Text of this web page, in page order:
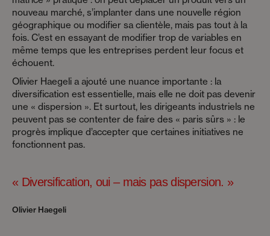
nouveau marché, s’implanter dans une nouvelle région
géographique ou modifier sa clientèle, mais pas tout à la
fois. C’est en essayant de modifier trop de variables en
même temps que les entreprises perdent leur focus et
échouent.
Olivier Haegeli a ajouté une nuance importante : la
diversification est essentielle, mais elle ne doit pas devenir
une « dispersion ». Et surtout, les dirigeants industriels ne
peuvent pas se contenter de faire des « paris sûrs » : le
progrès implique d’accepter que certaines initiatives ne
fonctionnent pas.
« Diversification, oui – mais pas dispersion. »
Olivier Haegeli